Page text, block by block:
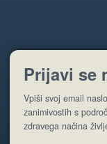
Prijavi se
Vpiši svoj email
zanimivostih s
zdravega načina